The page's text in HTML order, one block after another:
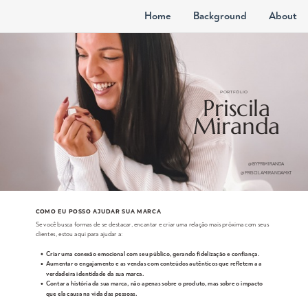
Home Background About
@PRISCILAMIRANDAMKT
Priscila
Miranda
PORTFÓLIO
@BYPRIMIRANDA
Se você busca formas de se destacar, encantar e criar uma relação mais próxima com seus
clientes, estou aqui para ajudar a:
Criar uma conexão emocional com seu público, gerando fidelização e confiança.
Aumentar o engajamento e as vendas com conteúdos autênticos que refletem a a
verdadeira identidade da sua marca.
Contar a história da sua marca, não apenas sobre o produto, mas sobre o impacto
que ela causa na vida das pessoas.
COMO EU POSSO AJUDAR SUA MARCA